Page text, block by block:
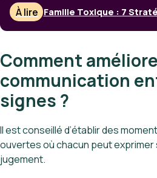
À lire Famille Toxique : 7
Comment
communication
signes ?
Il est conseillé d’établir des
ouvertes où chacun peut
jugement.